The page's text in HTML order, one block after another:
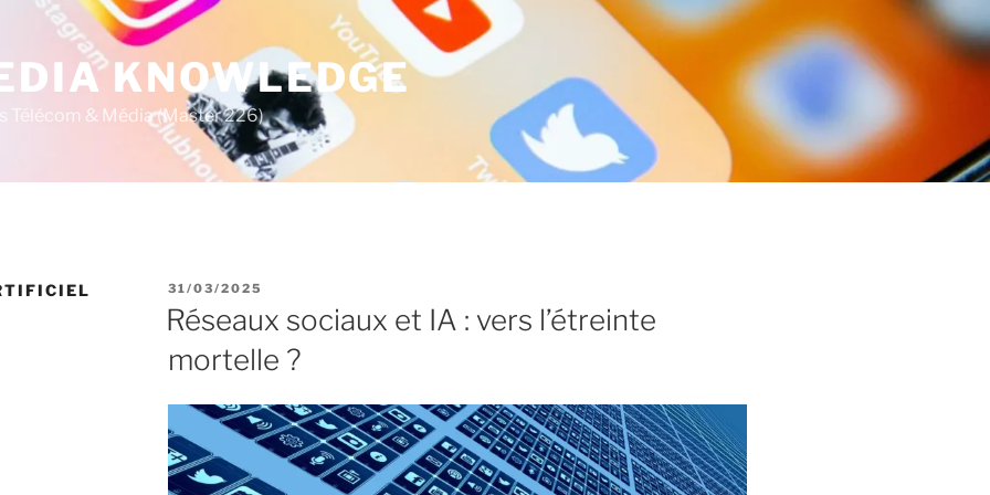
KNOWLEDGE
Télécom & Média (Master 226)
P
U
B
I
31/03/2025
Réseaux sociaux et IA : vers l’étreinte
mortelle ?